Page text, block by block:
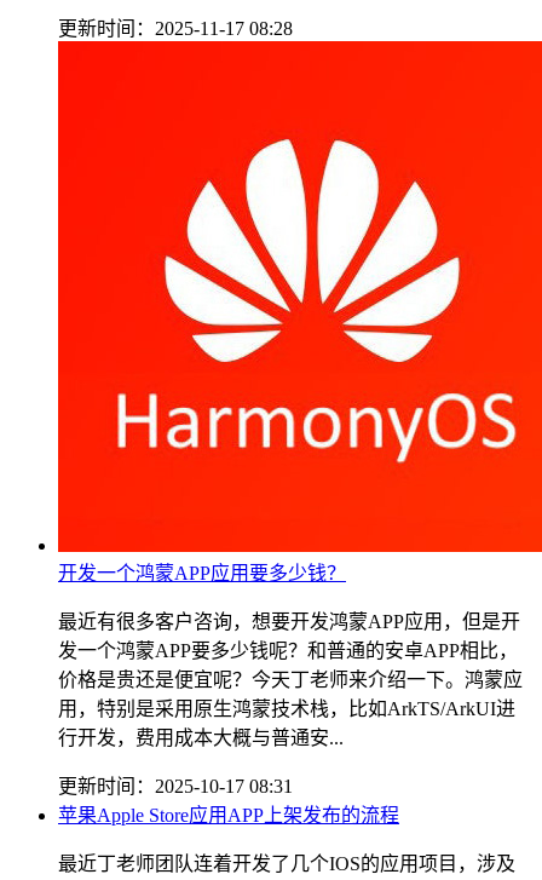
更新时间：2025-11-17 08:28
开发一个鸿蒙APP应用要多少钱？
最近有很多客户咨询，想要开发鸿蒙APP应用，但是开
发一个鸿蒙APP要多少钱呢？和普通的安卓APP相比，
价格是贵还是便宜呢？今天丁老师来介绍一下。鸿蒙应
用，特别是采用原生鸿蒙技术栈，比如ArkTS/ArkUI进
行开发，费用成本大概与普通安...
更新时间：2025-10-17 08:31
苹果Apple Store应用APP上架发布的流程
最近丁老师团队连着开发了几个IOS的应用项目，涉及